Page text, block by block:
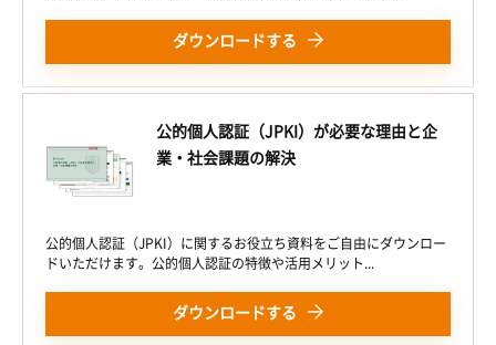
ダウンロードする
公的個人認証（JPKI）が必要な理由と企
業・社会課題の解決
公的個人認証（JPKI）に関するお役立ち資料をご自由にダウンロー
ドいただけます。公的個人認証の特徴や活用メリット...
ダウンロードする